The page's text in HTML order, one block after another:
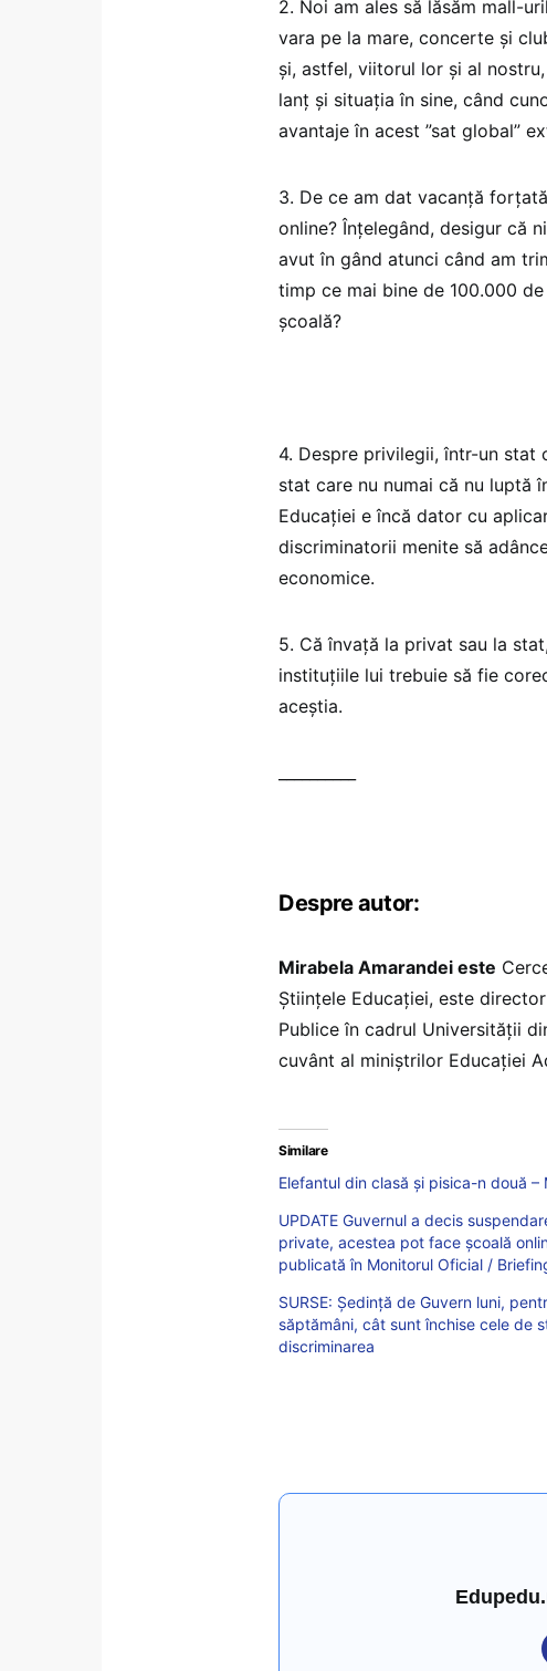
2. Noi am ales să lăsăm mall-
vara pe la mare, concerte și
și, astfel, viitorul lor și al
lanț și situația în sine, când
avantaje în acest ”sat global”
3. De ce am dat vacanță
online? Înțelegând, desigur că
avut în gând atunci când am
timp ce mai bine de 100.000
școală?
4. Despre privilegii, într-un stat
stat care nu numai că nu luptă
Educației e încă dator cu
discriminatorii menite să
economice.
5. Că învață la privat sau la
instituțiile lui trebuie să fie
aceștia.
Despre autor:
Mirabela Amarandei este
Științele Educației, este
Publice în cadrul Universității
cuvânt al miniștrilor Educației
Similare
Elefantul din clasă și pisica-n două –
UPDATE Guvernul a decis
private, acestea pot face școală
publicată în Monitorul Oficial /
SURSE: Ședință de Guvern luni,
săptămâni, cât sunt închise cele de
discriminarea